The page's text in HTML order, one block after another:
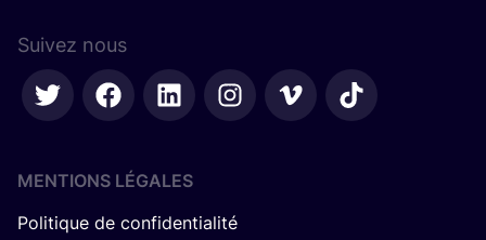
Suivez nous
MENTIONS LÉGALES
Politique de confidentialité